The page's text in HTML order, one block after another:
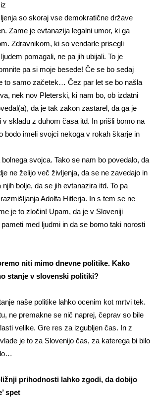
so skoraj vse demokratične države
Zame je evtanazija legalni umor, ki ga
Zdravnikom, ki so vendarle prisegli
pomagali, ne pa jih ubijali. To je
pa si moje besede! Če se bo sedaj
to samo začetek… Čez par let se bo našla
nek nov Pleterski, ki nam bo, ob izdatni
da je tak zakon zastarel, da ga je
v skladu z duhom časa itd. In prišli bomo na
bodo imeli svojci nekoga v rokah škarje in
svojca. Tako se nam bo povedalo, da
ne želijo več življenja, da se ne zavedajo in
bolje, da se jih evtanazira itd. To pa
Adolfa Hitlerja. In s tem se ne
je to zločin! Upam, da je v Sloveniji
med ljudmi in da se bomo taki norosti
niti mimo dnevne politike. Kako
stanje vslovenski politiki?
naše politike lahko ocenim kot mrtvi tek.
ne premakne se nič naprej, čeprav so bile
velike. Gre res za izgubljen čas. In z
je to za Slovenijo čas, za katerega bi bilo
prihodnosti lahko zgodi, da dobijo
spet